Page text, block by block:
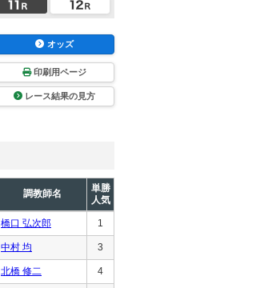
オッズ
印刷用ページ
レース結果の見方
調教師名
単勝
人気
橋口 弘次郎 1
中村 均 3
北橋 修二 4